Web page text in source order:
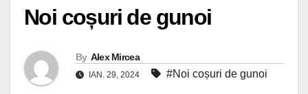
Noi coșuri de gunoi
By Alex Mircea
IAN. 29, 2024 #Noi coșuri de gunoi